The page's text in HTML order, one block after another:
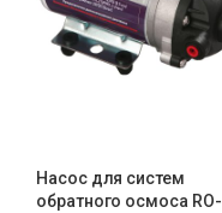
Насос для систем
обратного осмоса RO-